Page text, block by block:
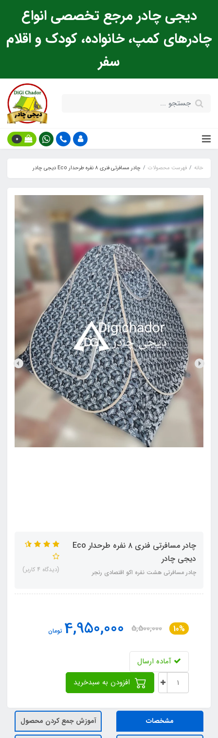
دیجی چادر مرجع تخصصی انواع
چادرهای کمپ، خانواده، کودک و اقلام
سفر
0
خانه فهرست محصولات چادر مسافرتی فنری ۸ نفره طرحدار Eco دیجی چادر
چادر مسافرتی فنری ۸ نفره طرحدار Eco
دیجی چادر
چادر مسافرتی هشت نفره اکو اقتصادی رنجر (دیدگاه 4 کاربر)
10%
5,500,000
4,950,000 تومان
آماده ارسال
مشخصات آموزش جمع کردن محصول